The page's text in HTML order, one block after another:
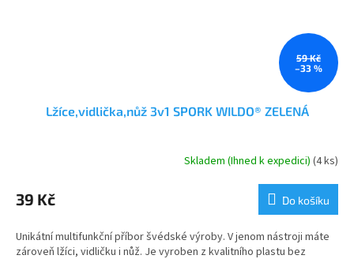
59 Kč
–33 %
Lžíce,vidlička,nůž 3v1 SPORK WILDO® ZELENÁ
Skladem (Ihned k expedici) (4 ks)
39 Kč Do košíku
Unikátní multifunkční příbor švédské výroby. V jenom nástroji máte
zároveň lžíci, vidličku i nůž. Je vyroben z kvalitního plastu bez